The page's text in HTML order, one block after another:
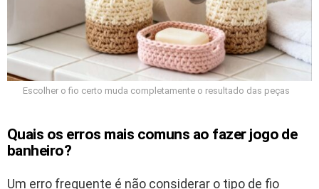
Escolher o fio certo muda completamente o resultado das peças
Quais os erros mais comuns ao fazer jogo de
banheiro?
Um erro frequente é não considerar o tipo de fio